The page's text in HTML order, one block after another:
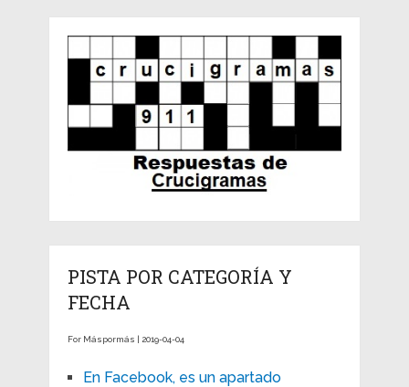
PISTA POR CATEGORÍA Y
FECHA
For Máspormás | 2019-04-04
En Facebook, es un apartado